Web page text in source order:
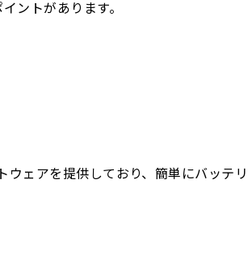
ントがあります。
ェアを提供しており、簡単にバッテ